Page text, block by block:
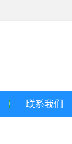
联系我们